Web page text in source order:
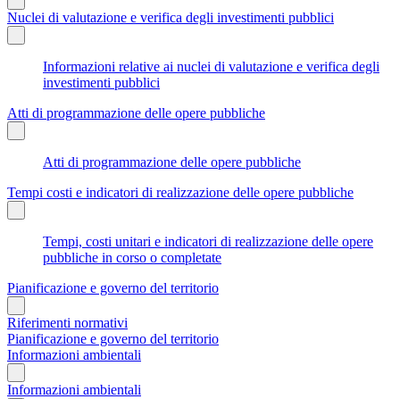
Nuclei di valutazione e verifica degli investimenti pubblici
Informazioni relative ai nuclei di valutazione e verifica degli
investimenti pubblici
Atti di programmazione delle opere pubbliche
Atti di programmazione delle opere pubbliche
Tempi costi e indicatori di realizzazione delle opere pubbliche
Tempi, costi unitari e indicatori di realizzazione delle opere
pubbliche in corso o completate
Pianificazione e governo del territorio
Riferimenti normativi
Pianificazione e governo del territorio
Informazioni ambientali
Informazioni ambientali